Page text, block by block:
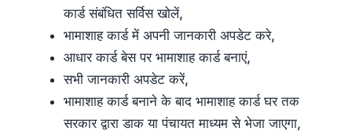
कार्ड संबंधित सर्विस खोलें,
भामाशाह कार्ड में अपनी जानकारी अपडेट करे,
आधार कार्ड बेस पर भामाशाह कार्ड बनाएं,
सभी जानकारी अपडेट करें,
भामाशाह कार्ड बनाने के बाद भामाशाह कार्ड घर तक
सरकार द्वारा डाक या पंचायत माध्यम से भेजा जाएगा,